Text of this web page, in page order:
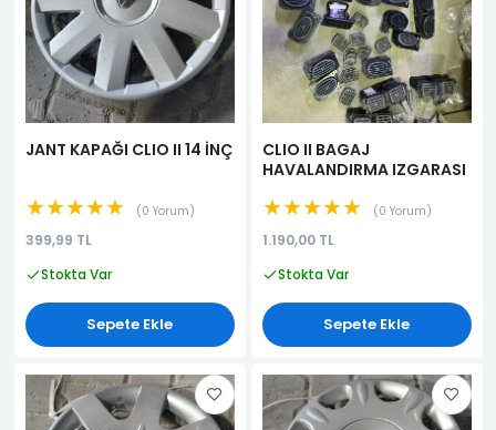
JANT KAPAĞI CLIO II 14 İNÇ
★★★★★ 0 Yorum
399,99 TL
Stokta Var
Sepete Ekle
CLIO II BAGAJ
HAVALANDIRMA IZGARASI
★★★★★ 0 Yorum
1.190,00 TL
Stokta Var
Sepete Ekle